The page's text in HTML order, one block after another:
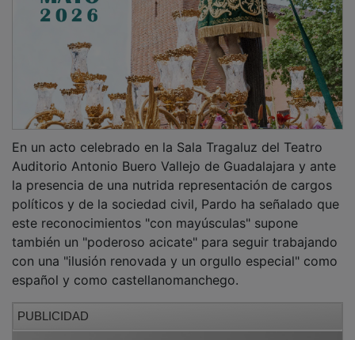
En un acto celebrado en la Sala Tragaluz del Teatro
Auditorio Antonio Buero Vallejo de Guadalajara y ante
la presencia de una nutrida representación de cargos
políticos y de la sociedad civil, Pardo ha señalado que
este reconocimientos "con mayúsculas" supone
también un "poderoso acicate" para seguir trabajando
con una "ilusión renovada y un orgullo especial" como
español y como castellanomanchego.